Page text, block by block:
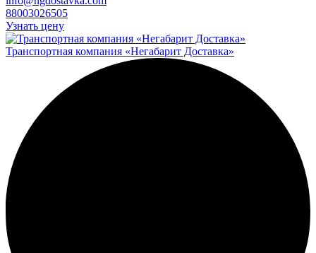
88003026505
Узнать цену
Транспортная компания «Негабарит Доставка»